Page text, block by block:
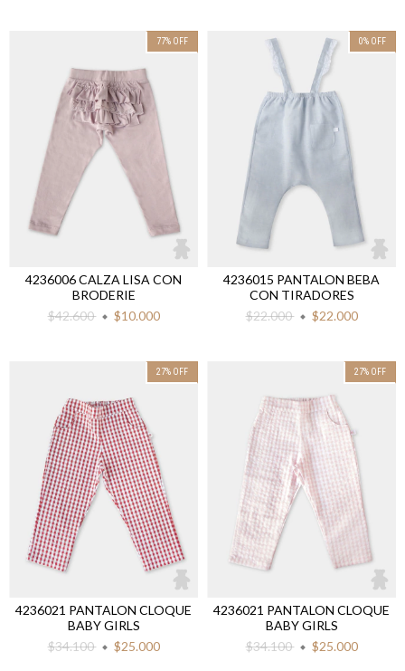
77% OFF
4236006 CALZA LISA CON
BRODERIE
$42.600
$10.000
0% OFF
4236015 PANTALON BEBA
CON TIRADORES
$22.000
$22.000
27% OFF
4236021 PANTALON CLOQUE
BABY GIRLS
$34.100
$25.000
27% OFF
4236021 PANTALON CLOQUE
BABY GIRLS
$34.100
$25.000